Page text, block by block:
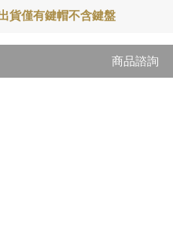
貨僅有鍵帽不含鍵盤
商品諮詢